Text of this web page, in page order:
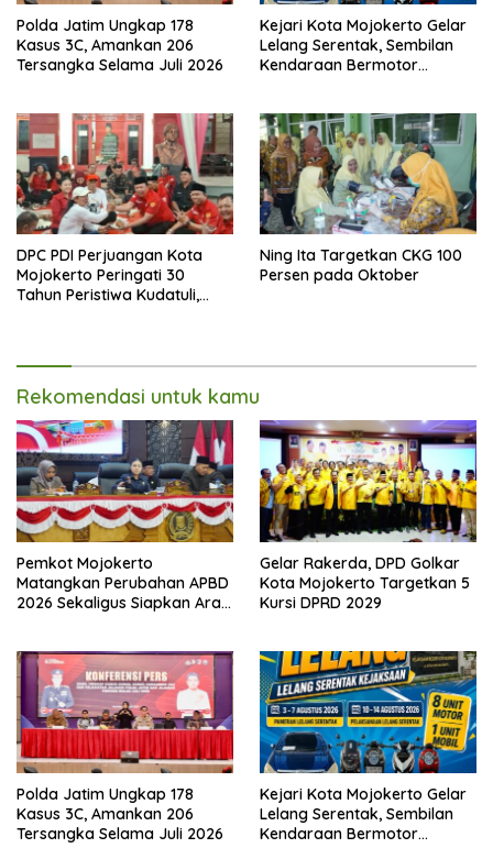
Polda Jatim Ungkap 178
Kasus 3C, Amankan 206
Tersangka Selama Juli 2026
Kejari Kota Mojokerto Gelar
Lelang Serentak, Sembilan
Kendaraan Bermotor
DPC PDI Perjuangan Kota
Mojokerto Peringati 30
Tahun Peristiwa Kudatuli,
Ning Ita Targetkan CKG 100
Persen pada Oktober
Rekomendasi untuk kamu
Pemkot Mojokerto
Matangkan Perubahan APBD
2026 Sekaligus Siapkan Arah
Gelar Rakerda, DPD Golkar
Kota Mojokerto Targetkan 5
Kursi DPRD 2029
Polda Jatim Ungkap 178
Kasus 3C, Amankan 206
Tersangka Selama Juli 2026
Kejari Kota Mojokerto Gelar
Lelang Serentak, Sembilan
Kendaraan Bermotor